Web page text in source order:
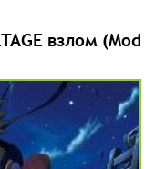
взлом (Mod